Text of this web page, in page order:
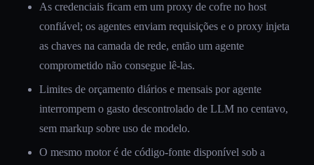
As credenciais ficam em um proxy de cofre no host
confiável; os agentes enviam requisições e o proxy injeta
as chaves na camada de rede, então um agente
comprometido não consegue lê-las.
Limites de orçamento diários e mensais por agente
interrompem o gasto descontrolado de LLM no centavo,
sem markup sobre uso de modelo.
O mesmo motor é de código-fonte disponível sob a